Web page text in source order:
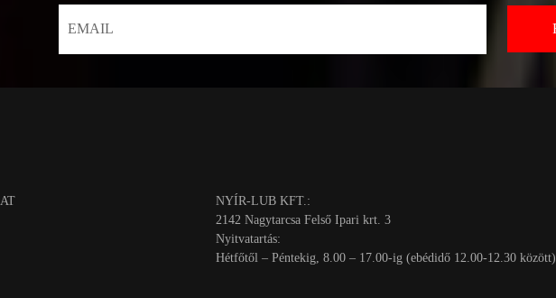
NYÍR-LUB KFT.:
2142 Nagytarcsa Felső Ipari krt. 3
Nyitvatartás:
Hétfőtől – Péntekig, 8.00 – 17.00-ig (ebédidő 12.00-12.30 között)